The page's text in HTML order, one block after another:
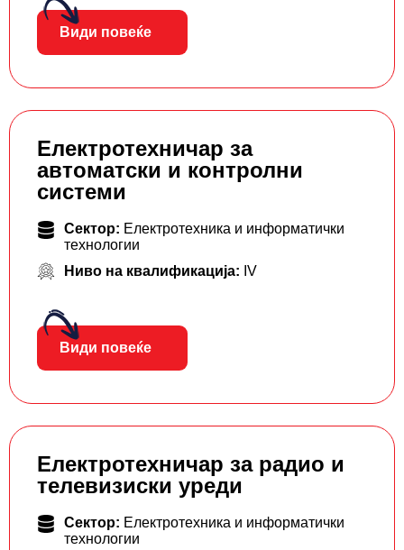
Види повеќе
Електротехничар за
автоматски и контролни
системи
Сектор: Електротехника и информатички
технологии
Ниво на квалификација: IV
Види повеќе
Електротехничар за радио и
телевизиски уреди
Сектор: Електротехника и информатички
технологии